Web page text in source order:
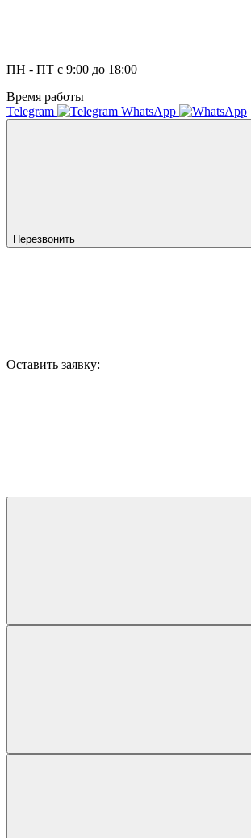
ПН - ПТ с 9:00 до 18:00
Время работы
Telegram
WhatsApp
Перезвонить
Оставить заявку: